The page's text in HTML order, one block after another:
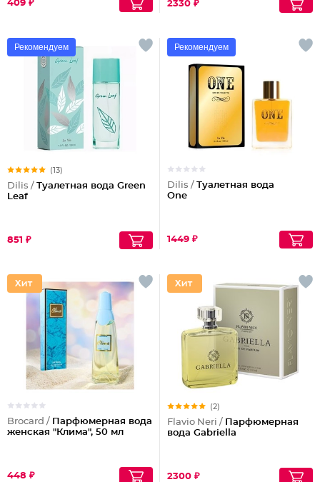
409 ₽ 2330 ₽
Рекомендуем
(13)
Dilis / Туалетная вода Green
Leaf
851 ₽
Рекомендуем
Dilis / Туалетная вода
One
1449 ₽
Brocard / Парфюмерная вода
женская "Клима", 50 мл
448 ₽
(2)
Flavio Neri / Парфюмерная
вода Gabriella
2300 ₽